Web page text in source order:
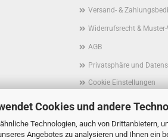
Cookies und andere
Technologien, auch von Drittanbietern,
Angebotes zu analysieren und Ihnen ein
Versand- &
Widerrufsrecht &
AGB
Privatsphäre und
Cookie Einstellungen